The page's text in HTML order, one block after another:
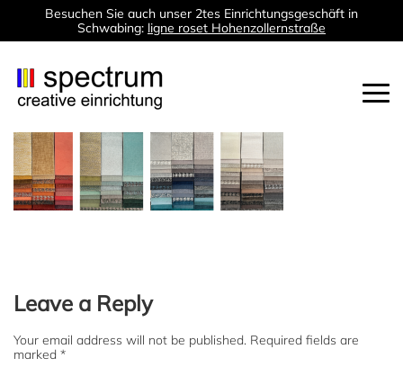
Besuchen Sie auch unser 2tes Einrichtungsgeschäft in
Schwabing: ligne roset Hohenzollernstraße
Leave a Reply
Your email address will not be published. Required fields are
marked *